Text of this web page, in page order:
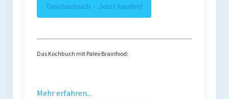
Taschenbuch - Jetzt kaufen!
Das Kochbuch mit Paleo Brainfood:
Mehr erfahren...